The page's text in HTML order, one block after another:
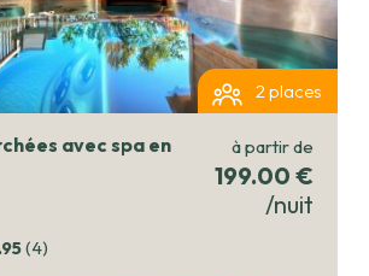
2 places
avec spa en
à partir de
199.00 €
/nuit
(4)